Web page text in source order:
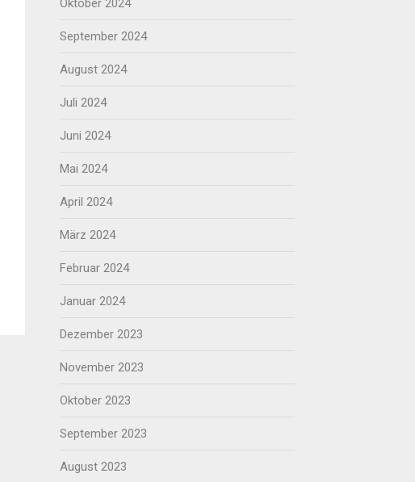
Oktober 2024
September 2024
August 2024
Juli 2024
Juni 2024
Mai 2024
April 2024
März 2024
Februar 2024
Januar 2024
Dezember 2023
November 2023
Oktober 2023
September 2023
August 2023